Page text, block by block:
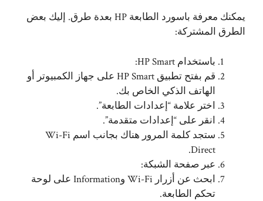
يمكنك معرفة باسورد الطابعة HP بعدة طرق. إليك بعض
الطرق المشتركة:
باستخدام HP Smart:
قم بفتح تطبيق HP Smart على جهاز الكمبيوتر أو
الهاتف الذكي الخاص بك.
اختر علامة “إعدادات الطابعة”.
انقر على “إعدادات متقدمة”.
ستجد كلمة المرور هناك بجانب اسم Wi-Fi
Direct.
عبر صفحة الشبكة:
ابحث عن أزرار Wi-Fi وInformation على لوحة
تحكم الطابعة.